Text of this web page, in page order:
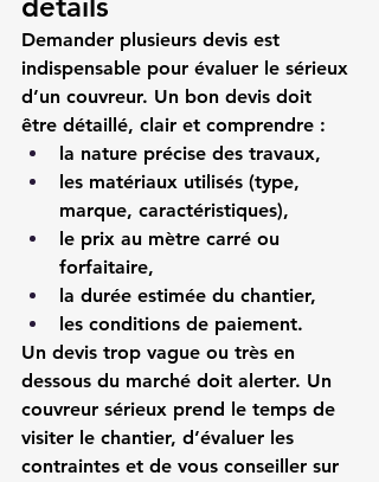
Demander plusieurs devis est
indispensable pour évaluer le sérieux
d’un couvreur. Un bon devis doit
être détaillé, clair et comprendre :
la nature précise des travaux,
les matériaux utilisés (type,
marque, caractéristiques),
le prix au mètre carré ou
forfaitaire,
la durée estimée du chantier,
les conditions de paiement.
Un devis trop vague ou très en
dessous du marché doit alerter. Un
couvreur sérieux prend le temps de
visiter le chantier, d’évaluer les
contraintes et de vous conseiller sur